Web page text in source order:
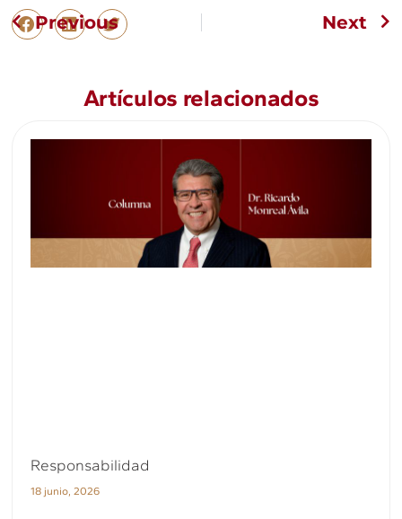
Previous Next
Artículos relacionados
Responsabilidad
18 junio, 2026